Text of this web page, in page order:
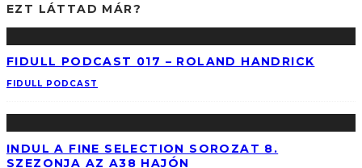
EZT LÁTTAD MÁR?
FIDULL PODCAST 017 – ROLAND HANDRICK
FIDULL PODCAST
INDUL A FINE SELECTION SOROZAT 8.
SZEZONJA AZ A38 HAJÓN